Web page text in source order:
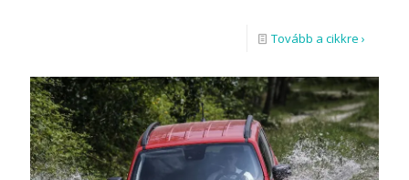
Tovább a cikkre ›